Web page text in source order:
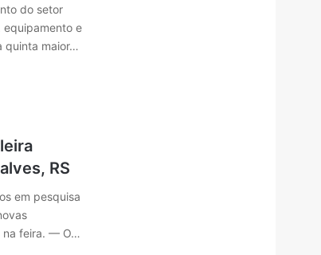
do setor
equipamento e
quinta maior…
RS
em pesquisa
na feira. — O…